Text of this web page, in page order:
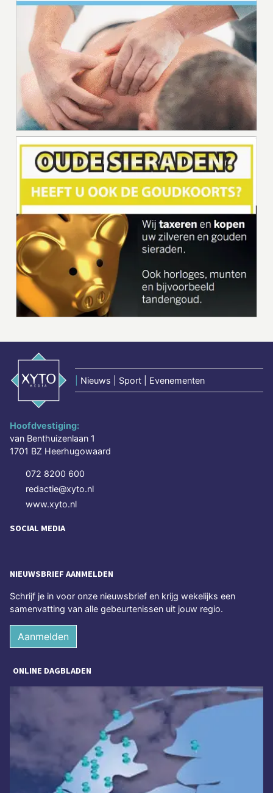
Nieuws | Sport | Evenementen
Hoofdvestiging:
van Benthuizenlaan 1
1701 BZ Heerhugowaard
072 8200 600
redactie@xyto.nl
www.xyto.nl
SOCIAL MEDIA
NIEUWSBRIEF AANMELDEN
Schrijf je in voor onze nieuwsbrief en krijg wekelijks een
samenvatting van alle gebeurtenissen uit jouw regio.
Aanmelden
ONLINE DAGBLADEN